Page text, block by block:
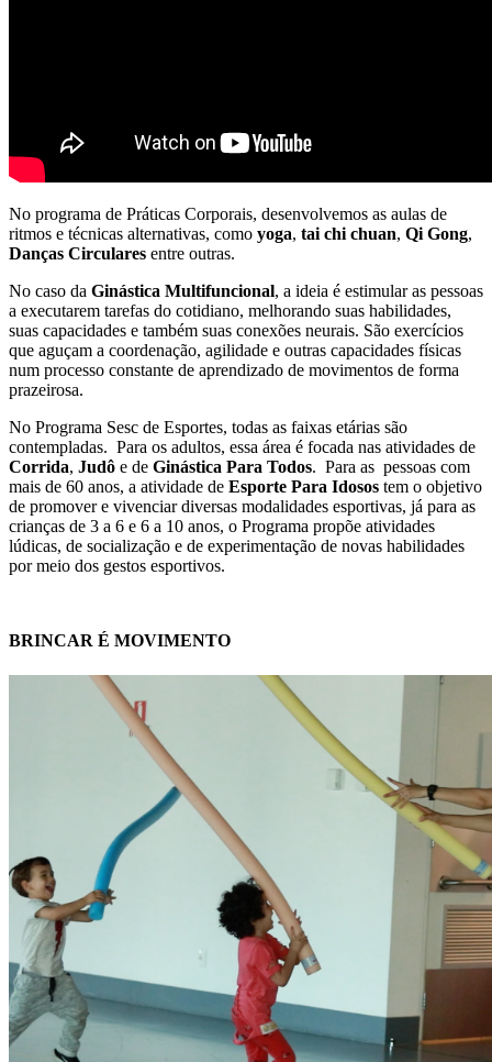
No programa de Práticas Corporais, desenvolvemos as aulas de
ritmos e técnicas alternativas, como yoga, tai chi chuan, Qi Gong,
Danças Circulares entre outras.
No caso da Ginástica Multifuncional, a ideia é estimular as pessoas
a executarem tarefas do cotidiano, melhorando suas habilidades,
suas capacidades e também suas conexões neurais. São exercícios
que aguçam a coordenação, agilidade e outras capacidades físicas
num processo constante de aprendizado de movimentos de forma
prazeirosa.
No Programa Sesc de Esportes, todas as faixas etárias são
contempladas. Para os adultos, essa área é focada nas atividades de
Corrida, Judô e de Ginástica Para Todos. Para as pessoas com
mais de 60 anos, a atividade de Esporte Para Idosos tem o objetivo
de promover e vivenciar diversas modalidades esportivas, já para as
crianças de 3 a 6 e 6 a 10 anos, o Programa propõe atividades
lúdicas, de socialização e de experimentação de novas habilidades
por meio dos gestos esportivos.
BRINCAR É MOVIMENTO